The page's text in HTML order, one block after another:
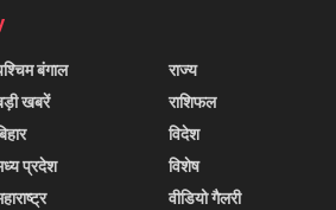
बंगाल
खबरें
प्रदेश
राज्य
राशिफल
विदेश
विशेष
वीडियो गैलरी